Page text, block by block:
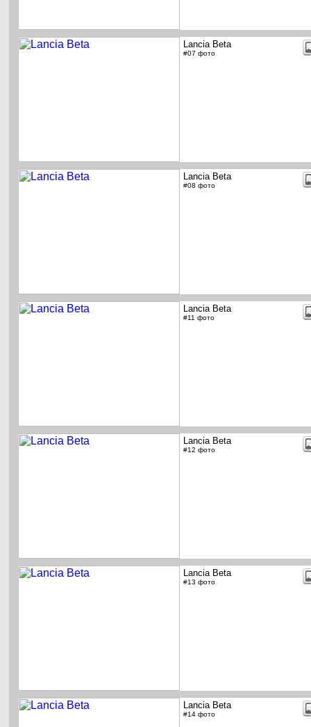
Lancia Beta
#07 фото
Lancia Beta
#08 фото
Lancia Beta
#11 фото
Lancia Beta
#12 фото
Lancia Beta
#13 фото
Lancia Beta
#14 фото